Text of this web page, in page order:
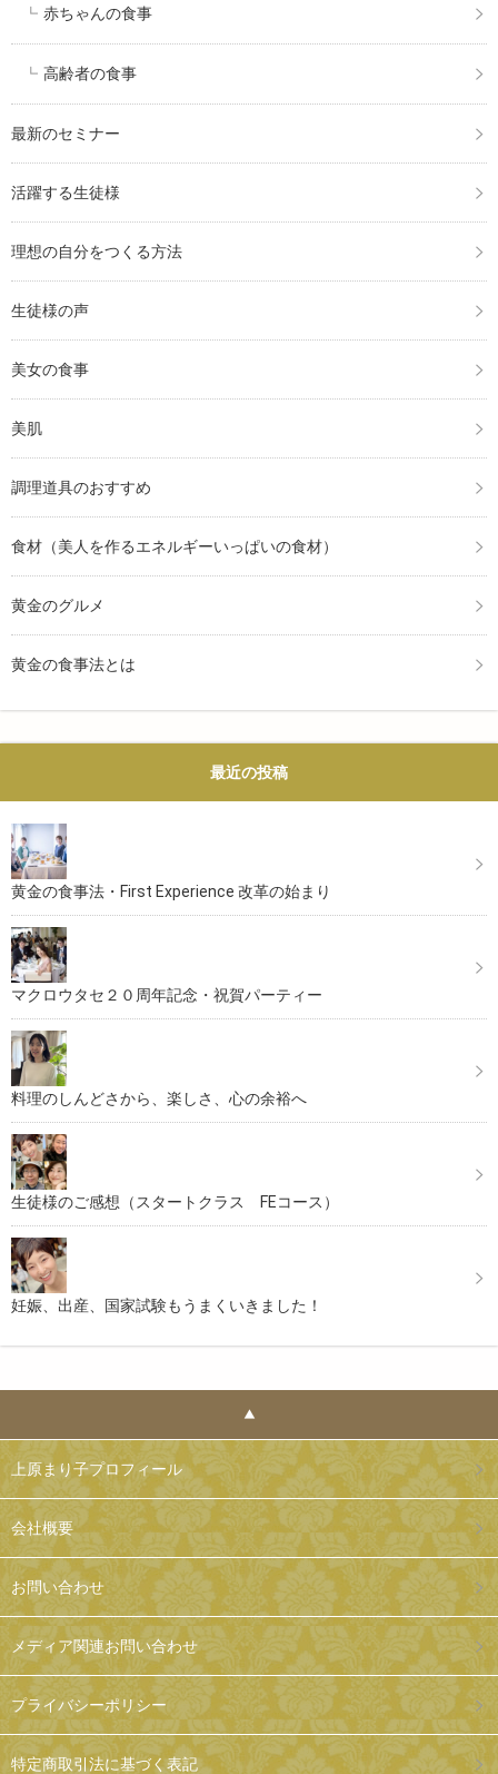
赤ちゃんの食事
高齢者の食事
最新のセミナー
活躍する生徒様
理想の自分をつくる方法
生徒様の声
美女の食事
美肌
調理道具のおすすめ
食材（美人を作るエネルギーいっぱいの食材）
黄金のグルメ
黄金の食事法とは
最近の投稿
黄金の食事法・First Experience 改革の始まり
マクロウタセ２０周年記念・祝賀パーティー
料理のしんどさから、楽しさ、心の余裕へ
生徒様のご感想（スタートクラス FEコース）
妊娠、出産、国家試験もうまくいきました！
上原まり子プロフィール
会社概要
お問い合わせ
メディア関連お問い合わせ
プライバシーポリシー
特定商取引法に基づく表記